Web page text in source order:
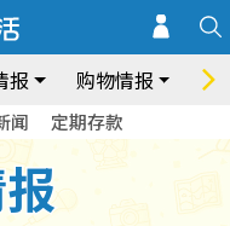
报 购物情报 饮
闻 定期存款